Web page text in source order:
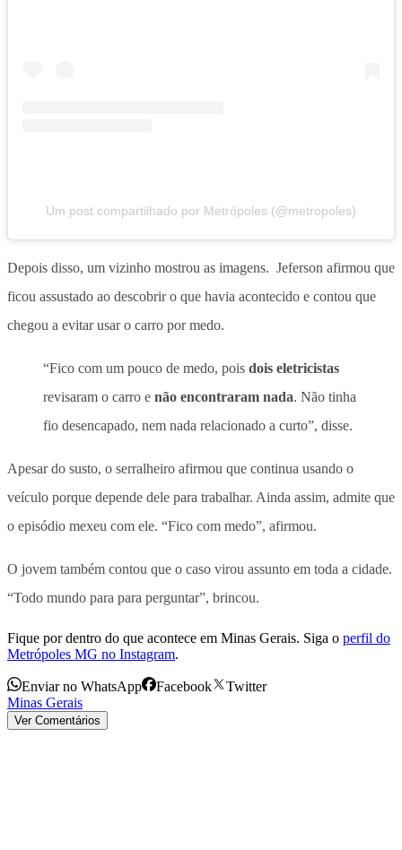
Um post compartilhado por Metrópoles (@metropoles)
Depois disso, um vizinho mostrou as imagens. Jeferson afirmou que
ficou assustado ao descobrir o que havia acontecido e contou que
chegou a evitar usar o carro por medo.
“Fico com um pouco de medo, pois dois eletricistas
revisaram o carro e não encontraram nada. Não tinha
fio desencapado, nem nada relacionado a curto”, disse.
Apesar do susto, o serralheiro afirmou que continua usando o
veículo porque depende dele para trabalhar. Ainda assim, admite que
o episódio mexeu com ele. “Fico com medo”, afirmou.
O jovem também contou que o caso virou assunto em toda a cidade.
“Todo mundo para para perguntar”, brincou.
Fique por dentro do que acontece em Minas Gerais. Siga o perfil do
Metrópoles MG no Instagram.
Enviar no WhatsApp Facebook
Twitter
Minas Gerais
Ver Comentários